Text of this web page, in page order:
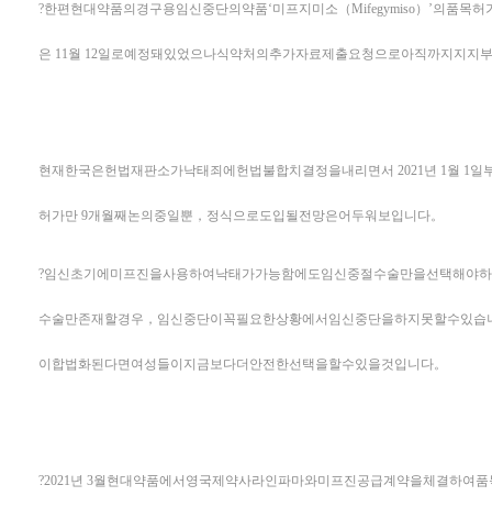
?한편현대약품의경구용임신중단의약품‘미프지미소（Mifegymiso）’의품목
은 11월 12일로예정돼있었으나식약처의추가자료제출요청으로아직까지지지
현재한국은헌법재판소가낙태죄에헌법불합치결정을내리면서 2021년 1월 1
허가만 9개월째논의중일뿐，정식으로도입될전망은어두워보입니다。
?임신초기에미프진을사용하여낙태가가능함에도임신중절수술만을선택해
수술만존재할경우，임신중단이꼭필요한상황에서임신중단을하지못할수있
이합법화된다면여성들이지금보다더안전한선택을할수있을것입니다。
?2021년 3월현대약품에서영국제약사라인파마와미프진공급계약을체결하여